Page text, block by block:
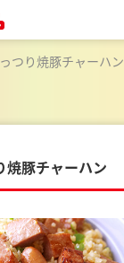
つり焼豚チャーハン
焼豚チャーハン